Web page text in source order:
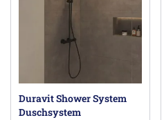
Duravit Shower System
Duschsystem